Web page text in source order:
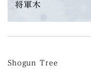
将軍木
Shogun Tree